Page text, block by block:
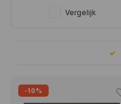
Dimbaar
Vergelijk
-10%